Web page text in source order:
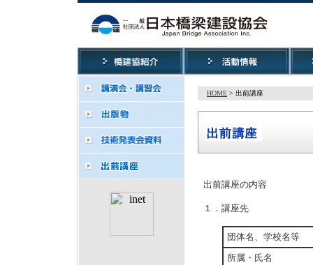
HOME > 出前講座
出前講座の内容
１．講座先
団体名、学校名等
所属・氏名